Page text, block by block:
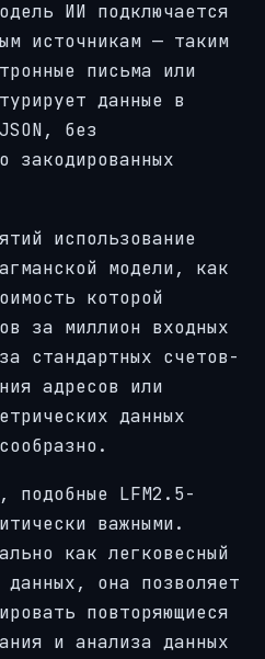
ИИ подключается
источникам — таким
письма или
данные в
без
закодированных
использование
модели, как
которой
за миллион входных
стандартных счетов-
адресов или
данных
подобные LFM2.5-
важными.
как легковесный
данных, она позволяет
повторяющиеся
и анализа данных